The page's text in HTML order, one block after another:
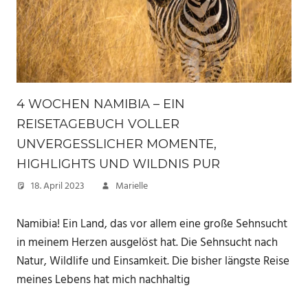
4 WOCHEN NAMIBIA – EIN
REISETAGEBUCH VOLLER
UNVERGESSLICHER MOMENTE,
HIGHLIGHTS UND WILDNIS PUR
18. April 2023 Marielle
Namibia! Ein Land, das vor allem eine große Sehnsucht
in meinem Herzen ausgelöst hat. Die Sehnsucht nach
Natur, Wildlife und Einsamkeit. Die bisher längste Reise
meines Lebens hat mich nachhaltig